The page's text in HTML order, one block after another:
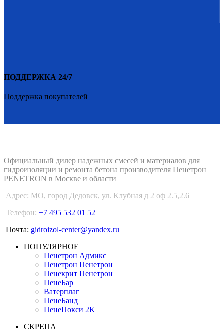
ПОДДЕРЖКА 24/7
Поддержка покупателей
Официальный дилер надежных смесей и материалов для
гидроизоляции и ремонта бетона производителя Пенетрон
PENETRON в Москве и области
Адрес: МО, город Дедовск, ул. Клубная д 2 оф 2.5,2.6
Телефон: +7 495 532 01 52
Почта: gidroizol-center@yandex.ru
ПОПУЛЯРНОЕ
Пенетрон Адмикс
Пенетрон Пенетрон
Пенекрит Пенетрон
ПенеБар
Ватерплаг
ПенеБанд
ПенеПокси 2К
СКРЕПА